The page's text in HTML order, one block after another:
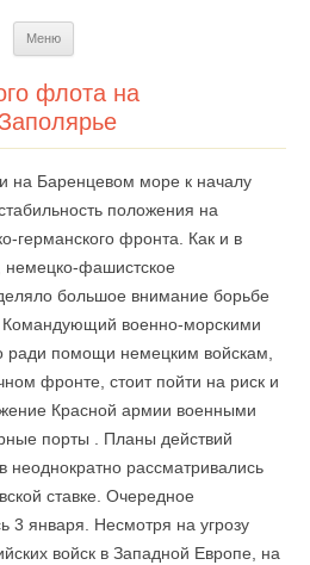
Меню
флота на
на Баренцевом море к началу
положения на
германского фронта. Как и в
фашистское
большое внимание борьбе
Командующий военно-морскими
ради помощи немецким войскам,
фронте, стоит пойти на риск и
Красной армии военными
порты . Планы действий
неоднократно рассматривались
ставке. Очередное
3 января. Несмотря на угрозу
войск в Западной Европе, на